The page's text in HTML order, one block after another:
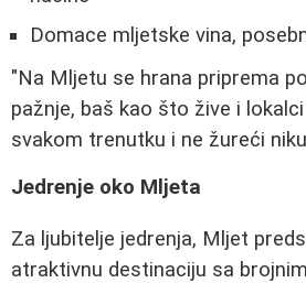
Domace mljetske vina,
"Na Mljetu se hrana priprema
pažnje, baš kao što žive i
svakom trenutku i ne žureći
Jedrenje oko Mljeta
Za ljubitelje jedrenja, Mljet
atraktivnu destinaciju sa